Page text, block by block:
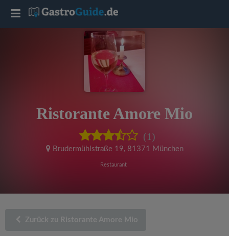
Ristorante Amore Mio
(1)
Brudermühlstraße 19, 81371 München
Restaurant
Zurück zu Ristorante Amore Mio
T